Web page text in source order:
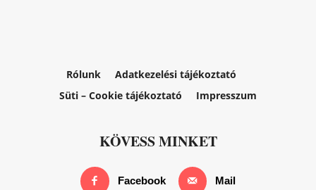
Rólunk
Adatkezelési tájékoztató
Süti – Cookie tájékoztató
Impresszum
KÖVESS MINKET
Facebook Mail